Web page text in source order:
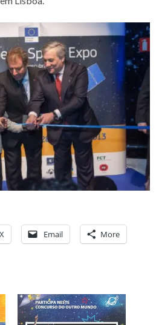
X Email More